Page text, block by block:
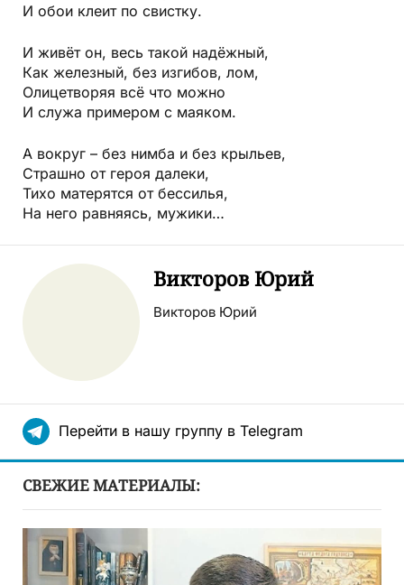
И обои клеит по свистку.
И живёт он, весь такой надёжный,
Как железный, без изгибов, лом,
Олицетворяя всё что можно
И служа примером с маяком.
А вокруг – без нимба и без крыльев,
Страшно от героя далеки,
Тихо матерятся от бессилья,
На него равняясь, мужики…
Викторов Юрий
Викторов Юрий
Перейти в нашу группу в Telegram
СВЕЖИЕ МАТЕРИАЛЫ: